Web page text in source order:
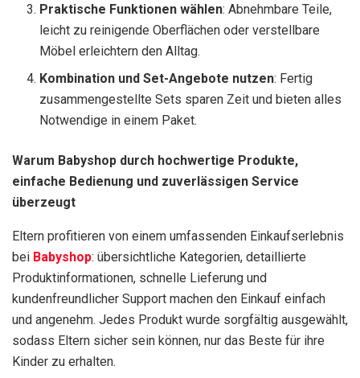
Praktische Funktionen wählen: Abnehmbare Teile,
leicht zu reinigende Oberflächen oder verstellbare
Möbel erleichtern den Alltag.
Kombination und Set-Angebote nutzen: Fertig
zusammengestellte Sets sparen Zeit und bieten alles
Notwendige in einem Paket.
Warum Babyshop durch hochwertige Produkte,
einfache Bedienung und zuverlässigen Service
überzeugt
Eltern profitieren von einem umfassenden Einkaufserlebnis
bei Babyshop: übersichtliche Kategorien, detaillierte
Produktinformationen, schnelle Lieferung und
kundenfreundlicher Support machen den Einkauf einfach
und angenehm. Jedes Produkt wurde sorgfältig ausgewählt,
sodass Eltern sicher sein können, nur das Beste für ihre
Kinder zu erhalten.